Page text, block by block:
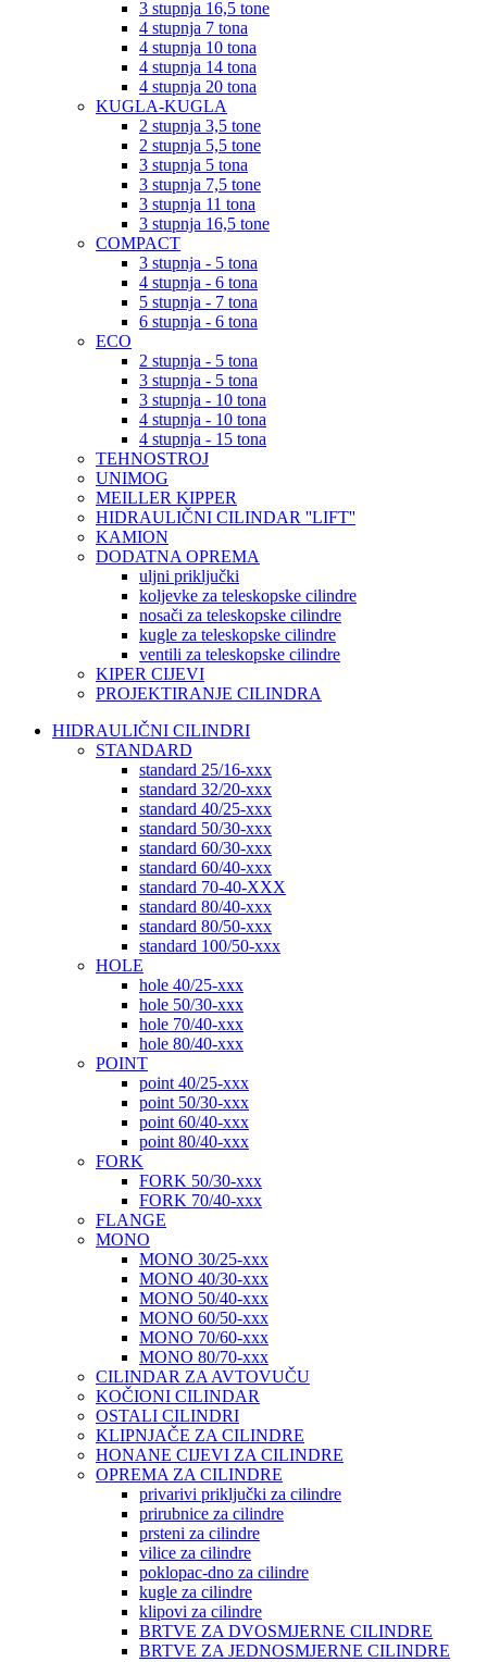
3 stupnja 16,5 tone
4 stupnja 7 tona
4 stupnja 10 tona
4 stupnja 14 tona
4 stupnja 20 tona
KUGLA-KUGLA
2 stupnja 3,5 tone
2 stupnja 5,5 tone
3 stupnja 5 tona
3 stupnja 7,5 tone
3 stupnja 11 tona
3 stupnja 16,5 tone
COMPACT
3 stupnja - 5 tona
4 stupnja - 6 tona
5 stupnja - 7 tona
6 stupnja - 6 tona
ECO
2 stupnja - 5 tona
3 stupnja - 5 tona
3 stupnja - 10 tona
4 stupnja - 10 tona
4 stupnja - 15 tona
TEHNOSTROJ
UNIMOG
MEILLER KIPPER
HIDRAULIČNI CILINDAR ''LIFT''
KAMION
DODATNA OPREMA
uljni priključki
koljevke za teleskopske cilindre
nosači za teleskopske cilindre
kugle za teleskopske cilindre
ventili za teleskopske cilindre
KIPER CIJEVI
PROJEKTIRANJE CILINDRA
HIDRAULIČNI CILINDRI
STANDARD
standard 25/16-xxx
standard 32/20-xxx
standard 40/25-xxx
standard 50/30-xxx
standard 60/30-xxx
standard 60/40-xxx
standard 70-40-XXX
standard 80/40-xxx
standard 80/50-xxx
standard 100/50-xxx
HOLE
hole 40/25-xxx
hole 50/30-xxx
hole 70/40-xxx
hole 80/40-xxx
POINT
point 40/25-xxx
point 50/30-xxx
point 60/40-xxx
point 80/40-xxx
FORK
FORK 50/30-xxx
FORK 70/40-xxx
FLANGE
MONO
MONO 30/25-xxx
MONO 40/30-xxx
MONO 50/40-xxx
MONO 60/50-xxx
MONO 70/60-xxx
MONO 80/70-xxx
CILINDAR ZA AVTOVUČU
KOČIONI CILINDAR
OSTALI CILINDRI
KLIPNJAČE ZA CILINDRE
HONANE CIJEVI ZA CILINDRE
OPREMA ZA CILINDRE
privarivi priključki za cilindre
prirubnice za cilindre
prsteni za cilindre
vilice za cilindre
poklopac-dno za cilindre
kugle za cilindre
klipovi za cilindre
BRTVE ZA DVOSMJERNE CILINDRE
BRTVE ZA JEDNOSMJERNE CILINDRE